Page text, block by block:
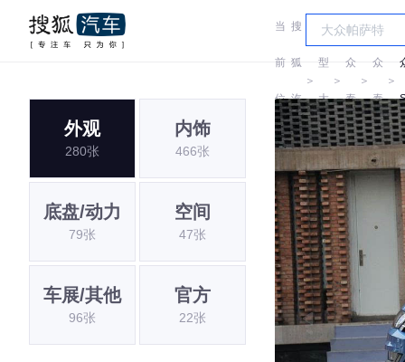
当
前
位
置:
搜
狐
汽
车
＞
车
型
大
全
＞
众
泰
＞
众
泰
＞
外观
280张
内饰
466张
底盘/动力
79张
空间
47张
车展/其他
96张
官方
22张